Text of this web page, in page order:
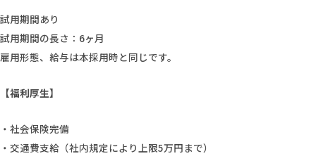
試用期間あり
試用期間の長さ：6ヶ月
雇用形態、給与は本採用時と同じです。
【福利厚生】
・社会保険完備
・交通費支給（社内規定により上限5万円まで）